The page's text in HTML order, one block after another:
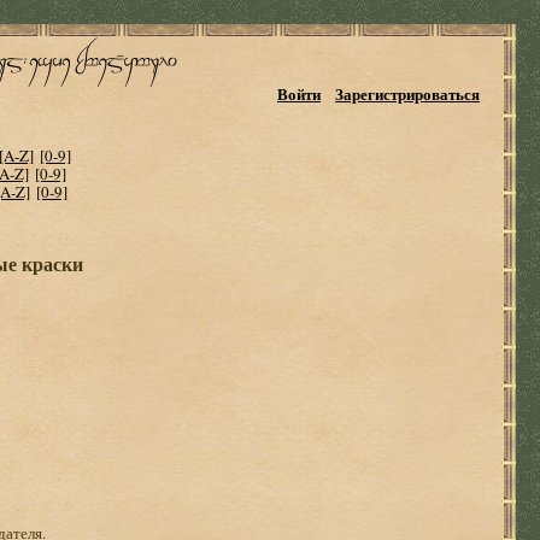
Войти Зарегистрироваться
Z] [0-9]
Z] [0-9]
Z] [0-9]
краски